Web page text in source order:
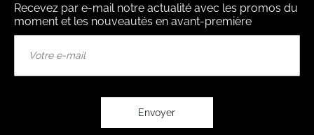
Recevez par e-mail notre actualité avec les promos du
moment et les nouveautés en avant-première
Envoyer